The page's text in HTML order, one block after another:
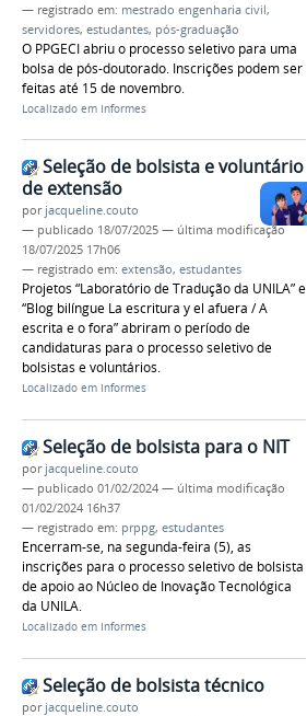
— registrado em: mestrado engenharia civil,
servidores, estudantes, pós-graduação
O PPGECI abriu o processo seletivo para uma
bolsa de pós-doutorado. Inscrições podem ser
feitas até 15 de novembro.
Localizado em Informes
Seleção de bolsista e voluntário
de extensão
por jacqueline.couto
— publicado 18/07/2025 — última modificação
18/07/2025 17h06
— registrado em: extensão, estudantes
Projetos “Laboratório de Tradução da UNILA” e
“Blog bilíngue La escritura y el afuera / A
escrita e o fora” abriram o período de
candidaturas para o processo seletivo de
bolsistas e voluntários.
Localizado em Informes
Seleção de bolsista para o NIT
por jacqueline.couto
— publicado 01/02/2024 — última modificação
01/02/2024 16h37
— registrado em: prppg, estudantes
Encerram-se, na segunda-feira (5), as
inscrições para o processo seletivo de bolsista
de apoio ao Núcleo de Inovação Tecnológica
da UNILA.
Localizado em Informes
Seleção de bolsista técnico
por jacqueline.couto